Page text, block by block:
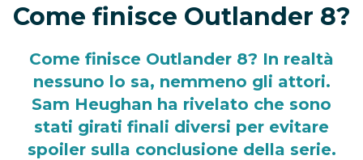
Come finisce Outlander 8?
Come finisce Outlander 8? In realtà
nessuno lo sa, nemmeno gli attori.
Sam Heughan ha rivelato che sono
stati girati finali diversi per evitare
spoiler sulla conclusione della serie.